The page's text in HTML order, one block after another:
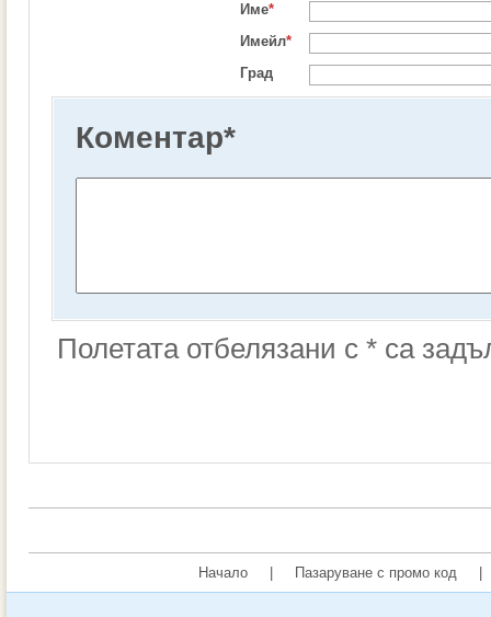
Име*
Имейл*
Град
Коментар*
Полетата отбелязани с * са
Начало Пазаруване с промо код